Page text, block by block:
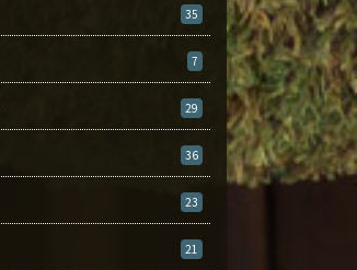
35
7
29
36
23
21